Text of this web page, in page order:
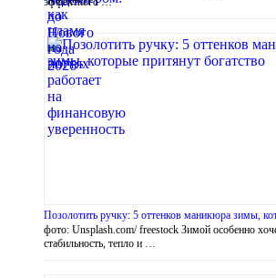
Позолотить ручку: 5 оттенков маникюра зимы,
фото: Unsplash.com/ freestock Зимой особенно
стабильность, тепло и …